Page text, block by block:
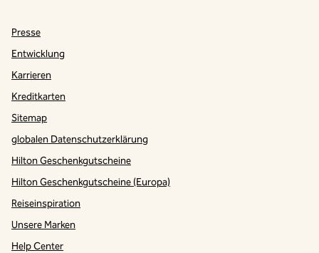
Presse
Entwicklung
Karrieren
Kreditkarten
Sitemap
globalen Datenschutzerklärung
Hilton Geschenkgutscheine
Hilton Geschenkgutscheine (Europa)
Reiseinspiration
Unsere Marken
Help Center